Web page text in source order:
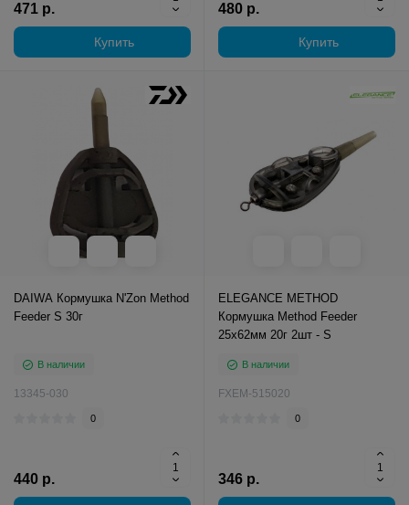
471 р.
Купить
480 р.
Купить
DAIWA Кормушка N'Zon Method
Feeder S 30г
В наличии
13345-030
0
440 р.
ELEGANCE METHOD
Кормушка Method Feeder
25х62мм 20г 2шт - S
В наличии
FXEM-515020
0
346 р.